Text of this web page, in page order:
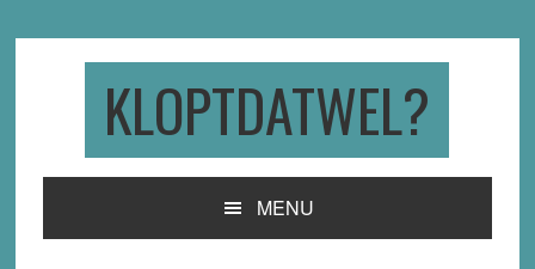
KLOPTDATWEL?
MENU